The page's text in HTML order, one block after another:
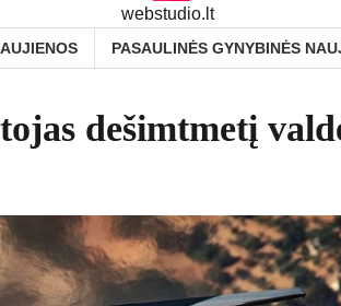
webstudio.lt
PASAULINĖS GYNYBINĖS
dešimtmetį